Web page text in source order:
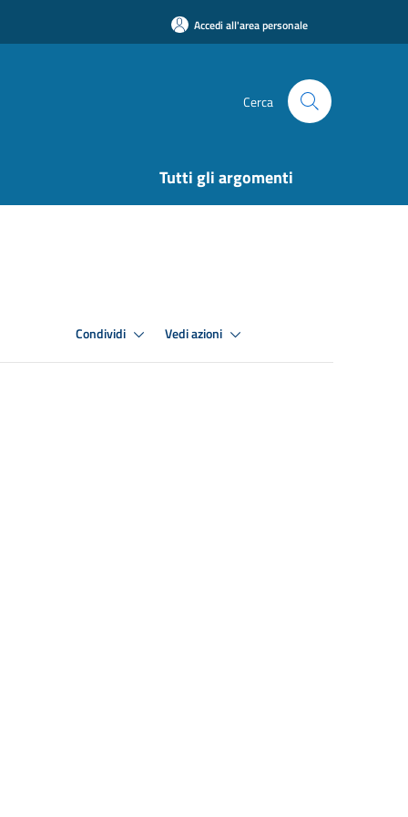
Accedi all'area personale
Cerca
Tutti gli argomenti
Condividi Vedi azioni